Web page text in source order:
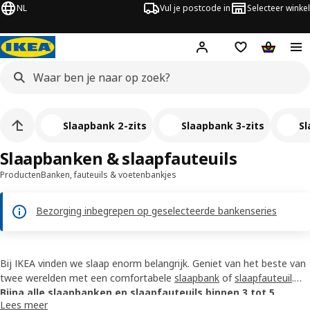
NL Vul je postcode in Selecteer winkel
Hej! Log in
ProductenBanken, fauteuils & voetenbankjes
Bezorging inbegrepen op geselecteerde bankenseries
Slaapbanken & slaapfauteuils
Slaapbank 2-zits Slaapbank 3-zits
Bij IKEA vinden we slaap enorm belangrijk. Geniet van het beste van
twee werelden met een comfortabele slaapbank ofslaapfauteuil.
Transformeer je bank 's avonds tot een heerlijk bed of logeerbed
Bijna alle slaapbanken en slaapfauteuils binnen 3 tot 5
werkdagen bezorgd of direct op te halen bij een winkel met
Lees meer